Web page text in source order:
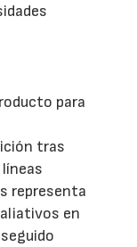
para
tras
representa
en